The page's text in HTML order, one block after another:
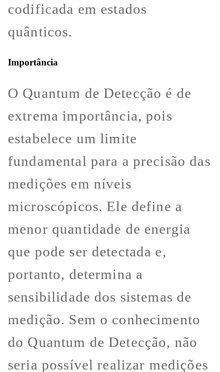
codificada em estados
quânticos.
Importância
O Quantum de Detecção é de
extrema importância, pois
estabelece um limite
fundamental para a precisão das
medições em níveis
microscópicos. Ele define a
menor quantidade de energia
que pode ser detectada e,
portanto, determina a
sensibilidade dos sistemas de
medição. Sem o conhecimento
do Quantum de Detecção, não
seria possível realizar medições